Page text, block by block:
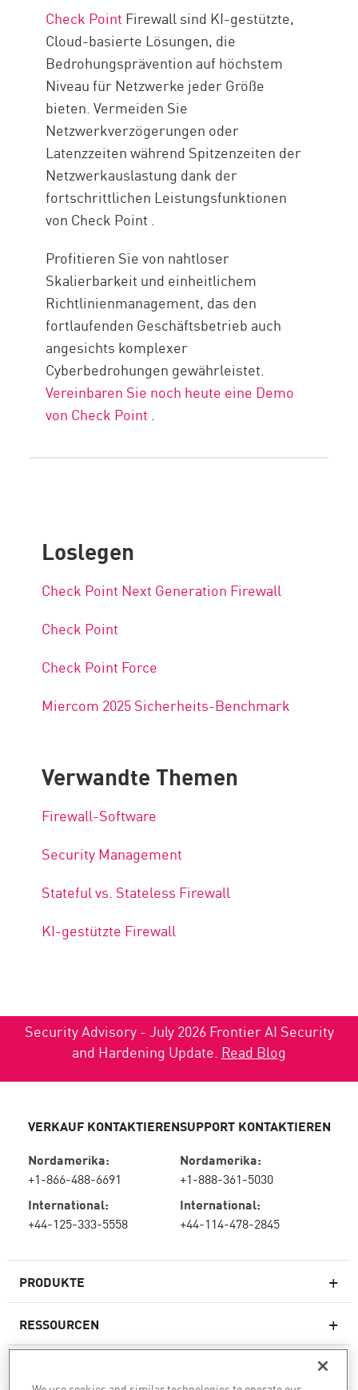
Check Point Firewall sind KI-gestützte,
Cloud-basierte Lösungen, die
Bedrohungsprävention auf höchstem
Niveau für Netzwerke jeder Größe
bieten. Vermeiden Sie
Netzwerkverzögerungen oder
Latenzzeiten während Spitzenzeiten der
Netzwerkauslastung dank der
fortschrittlichen Leistungsfunktionen
von Check Point .
Profitieren Sie von nahtloser
Skalierbarkeit und einheitlichem
Richtlinienmanagement, das den
fortlaufenden Geschäftsbetrieb auch
angesichts komplexer
Cyberbedrohungen gewährleistet.
Vereinbaren Sie noch heute eine Demo
von Check Point .
Loslegen
Check Point Next Generation Firewall
Check Point
Check Point Force
Miercom 2025 Sicherheits-Benchmark
Verwandte Themen
Firewall-Software
Security Management
Stateful vs. Stateless Firewall
KI-gestützte Firewall
Security Advisory - July 2026 Frontier AI Security
and Hardening Update. Read Blog
PRODUKTE
Next-Generation-Firewalls
RESSOURCEN
VERKAUF KONTAKTIEREN
Nordamerika:
+1-866-488-6691
International:
+44-125-333-5558
SUPPORT KONTAKTIEREN
Nordamerika:
+1-888-361-5030
International:
+44-114-478-2845